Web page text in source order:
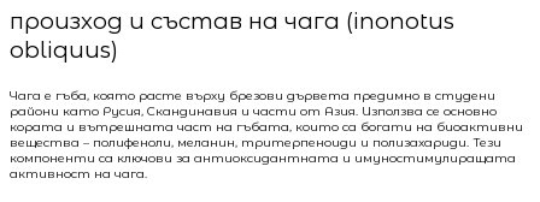
произход и състав на чага (inonotus
obliquus)
Чага е гъба, която расте върху брезови дървета предимно в студени
райони като Русия, Скандинавия и части от Азия. Използва се основно
кората и вътрешната част на гъбата, които са богати на биоактивни
вещества – полифеноли, меланин, тритерпеноиди и полизахариди. Тези
компоненти са ключови за антиоксидантната и имуностимулиращата
активност на чага.